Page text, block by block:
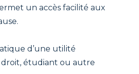
un accès facilité aux
d’une utilité
étudiant ou autre